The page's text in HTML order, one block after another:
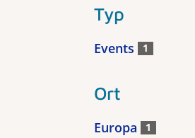
Typ
Events 1
Ort
Europa 1